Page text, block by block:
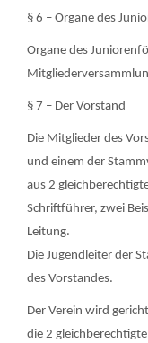
§ 6 – Organe des
Organe des
§ 7 – Der Vorstand
Die Mitglieder des
und einem der
aus 2
Schriftführer, zwei
Leitung.
Die Jugendleiter der
des Vorstandes.
Der Verein wird
die 2